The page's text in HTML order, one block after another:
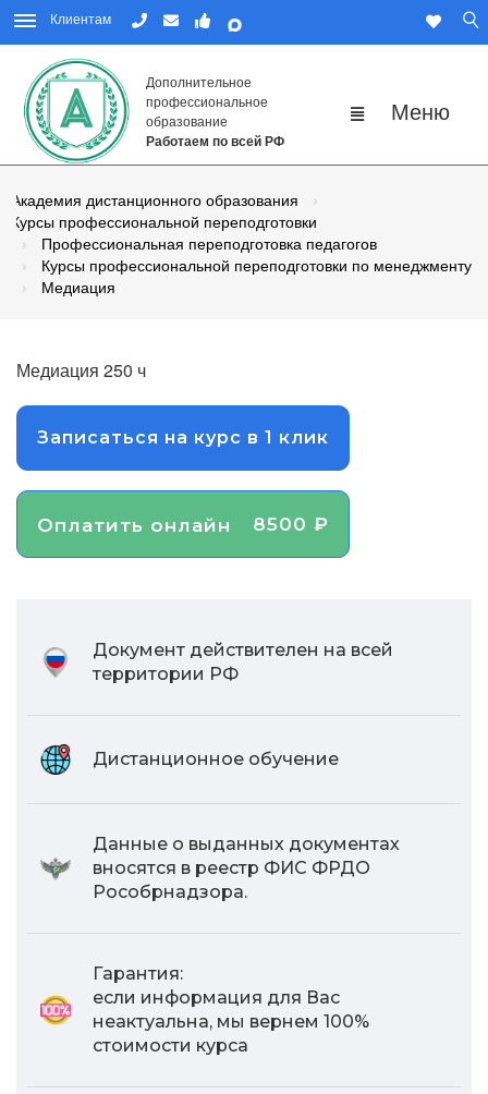
Клиентам
Дополнительное
профессиональное
образование
Работаем по всей РФ
Академия дистанционного образования
Курсы профессиональной переподготовки
Профессиональная переподготовка педагогов
Курсы профессиональной переподготовки по менеджменту
Медиация
Медиация 250 ч
Записаться на курс в 1 клик
Оплатить онлайн 8500 ₽
Документ действителен на всей
территории РФ
Дистанционное обучение
Данные о выданных документах
вносятся в реестр ФИС ФРДО
Рособрнадзора.
Гарантия:
если информация для Вас
неактуальна, мы вернем 100%
стоимости курса